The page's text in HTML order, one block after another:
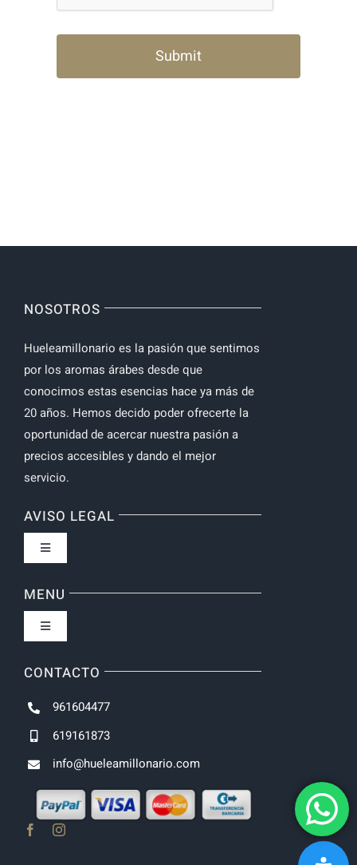
NOSOTROS
Hueleamillonario es la pasión que sentimos
por los aromas árabes desde que
conocimos estas esencias hace ya más de
20 años. Hemos decido poder ofrecerte la
oportunidad de acercar nuestra pasión a
precios accesibles y dando el mejor
servicio.
AVISO LEGAL
Toggle
Política de privacidad
MENU
Toggle
Inicio
UNISEX
HOMBRE
CONTACTO
961604477
619161873
info@hueleamillonario.com